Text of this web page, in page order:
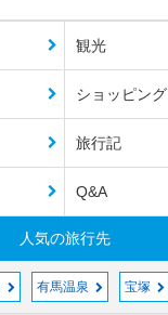
観光
ショッピング
旅行記
Q&A
人気の旅行先
有馬温泉 宝塚